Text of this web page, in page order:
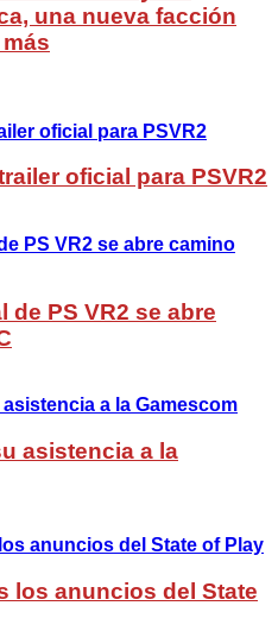
una nueva facción
oficial para PSVR2
de PS VR2 se abre
asistencia a la
los anuncios del State